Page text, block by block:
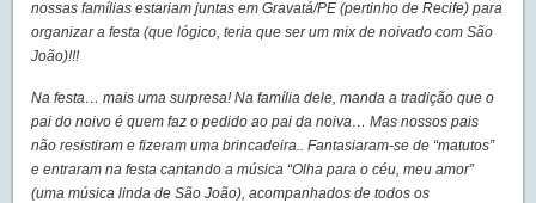
nossas famílias estariam juntas em Gravatá/PE (pertinho de Recife) para
organizar a festa (que lógico, teria que ser um mix de noivado com São
João)!!!
Na festa… mais uma surpresa! Na família dele, manda a tradição que o
pai do noivo é quem faz o pedido ao pai da noiva… Mas nossos pais
não resistiram e fizeram uma brincadeira.. Fantasiaram-se de “matutos”
e entraram na festa cantando a música “Olha para o céu, meu amor”
(uma música linda de São João), acompanhados de todos os